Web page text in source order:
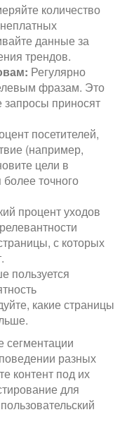
количество
данные за
трендов.
Регулярно
фразам. Это
запросы приносят
посетителей,
(например,
цели в
точного
процент уходов
с которых
пользуется
какие страницы
сегментации
разных
контент под их
для